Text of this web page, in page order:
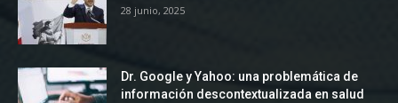
28 junio, 2025
Dr. Google y Yahoo: una problemática de
información descontextualizada en salud